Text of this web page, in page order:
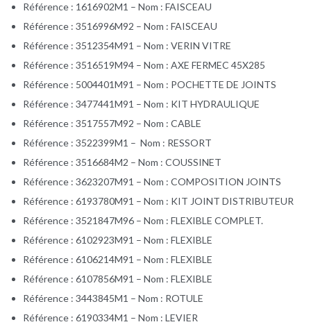
Référence : 1616902M1 – Nom : FAISCEAU
Référence : 3516996M92 – Nom : FAISCEAU
Référence : 3512354M91 – Nom : VERIN VITRE
Référence : 3516519M94 – Nom : AXE FERMEC 45X285
Référence : 5004401M91 – Nom : POCHETTE DE JOINTS
Référence : 3477441M91 – Nom : KIT HYDRAULIQUE
Référence : 3517557M92 – Nom : CABLE
Référence : 3522399M1 – Nom : RESSORT
Référence : 3516684M2 – Nom : COUSSINET
Référence : 3623207M91 – Nom : COMPOSITION JOINTS
Référence : 6193780M91 – Nom : KIT JOINT DISTRIBUTEUR
Référence : 3521847M96 – Nom : FLEXIBLE COMPLET.
Référence : 6102923M91 – Nom : FLEXIBLE
Référence : 6106214M91 – Nom : FLEXIBLE
Référence : 6107856M91 – Nom : FLEXIBLE
Référence : 3443845M1 – Nom : ROTULE
Référence : 6190334M1 – Nom : LEVIER